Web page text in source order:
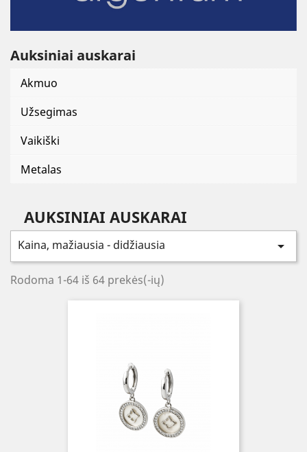
Auksiniai auskarai
Akmuo
Užsegimas
Vaikiški
Metalas
AUKSINIAI AUSKARAI
Kaina, mažiausia - didžiausia 
Rodoma 1-64 iš 64 prekės(-ių)